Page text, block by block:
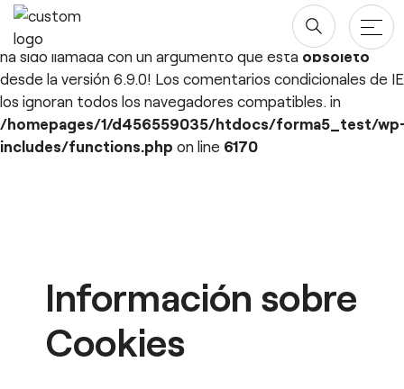
Deprecated
: ¡La función WP_Dependencies->add_data()
ha sido llamada con un argumento que está obsoleto
desde la versión 6.9.0! Los comentarios condicionales de IE
los ignoran todos los navegadores compatibles. in
/homepages/1/d456559035/htdocs/forma5_test/
includes/functions.php on line 6170
Productos
Mesas
Diseñadores
Quiénes somos
Descargas
Información sobre
Cookies